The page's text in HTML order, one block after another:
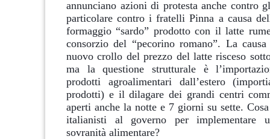
annunciano azioni di protesta anche contro
particolare contro i fratelli Pinna a causa
formaggio “sardo” prodotto con il latte
consorzio del “pecorino romano”. La
nuovo crollo del prezzo del latte risceso
ma la questione strutturale è
prodotti agroalimentari dall’estero
prodotti) e il dilagare dei grandi centri
aperti anche la notte e 7 giorni su sette.
italianisti al governo per implementare
sovranità alimentare?